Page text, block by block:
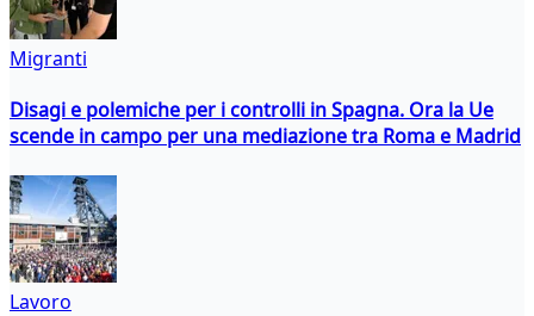
Migranti
Disagi e polemiche per i controlli in Spagna. Ora la Ue
scende in campo per una mediazione tra Roma e Madrid
Lavoro